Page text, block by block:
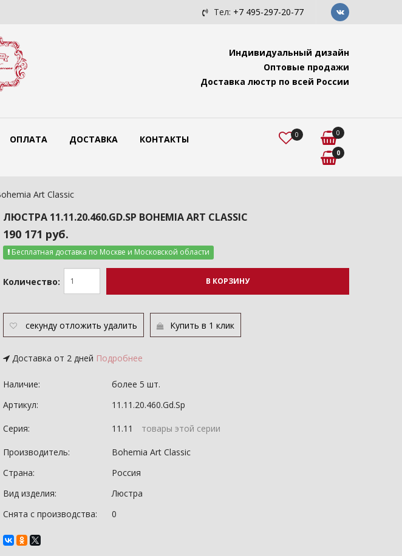
люстры Bohemia Art Classic с подвесами "Ви... Люстра для помещений с
Тел: +7 495-297-20-77
Индивидуальный дизайн
Оптовые продажи
Доставка люстр по всей России
ОПЛАТА ДОСТАВКА КОНТАКТЫ 0 0
0
Art Classic
ЛЮСТРА 11.11.20.460.GD.SP BOHEMIA ART CLASSIC
190 171 руб.
Бесплатная доставка по Москве и Московской области
Количество: В КОРЗИНУ
секунду отложить удалить Купить в 1 клик
Доставка от 2 дней Подробнее
Наличие:
более 5 шт.
Артикул:
11.11.20.460.Gd.Sp
Серия: 11.11 товары этой серии
Производитель:
Bohemia Art Classic
Страна:
Россия
Вид изделия:
Люстра
Снята с производства:
0